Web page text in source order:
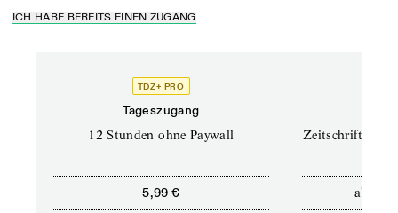
ICH HABE BEREITS EINEN ZUGANG
TDZ+ PRO
Tageszugang
12 Stunden ohne Paywall
5,99 €
Zeitschriften
ab